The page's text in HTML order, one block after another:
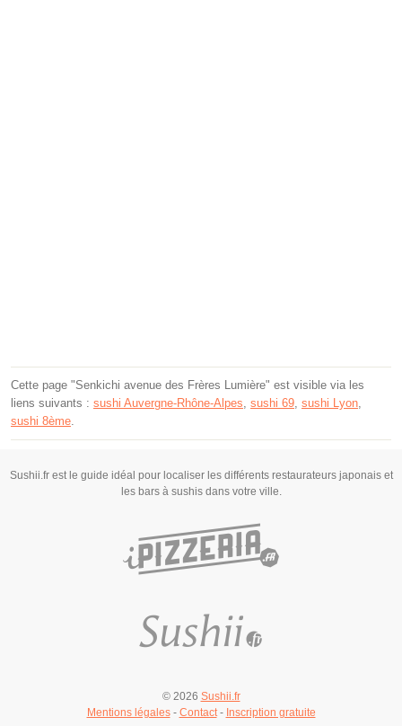
Cette page "Senkichi avenue des Frères Lumière" est visible via les
liens suivants : sushi Auvergne-Rhône-Alpes, sushi 69, sushi Lyon,
sushi 8ème.
Sushii.fr est le guide idéal pour localiser les différents restaurateurs japonais et
les bars à sushis dans votre ville.
© 2026 Sushii.fr
Mentions légales- Contact- Inscription gratuite